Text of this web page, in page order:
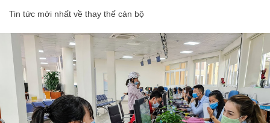
Tin tức mới nhất về thay thế cán bộ